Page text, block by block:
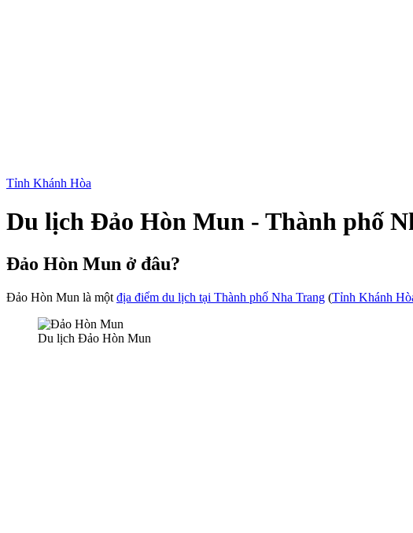
Tỉnh Khánh Hòa
Du lịch Đảo Hòn Mun - Thành phố
Đảo Hòn Mun ở đâu?
Đảo Hòn Mun là một địa điểm du lịch tại Thành phố Nha Trang (Tỉnh Khánh
Du lịch Đảo Hòn Mun